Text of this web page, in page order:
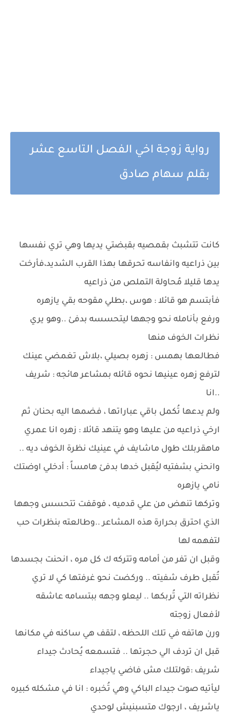
رواية زوجة اخي الفصل التاسع عشر
بقلم سهام صادق
كانت تتشبث بقمصيه بقبضتي يديها وهي تري نفسها
بين ذراعيه وانفاسه تحرقها بهذا القرب الشديد،فأرخت
يدها قليلا مُحاولة التملص من ذراعيه
فأبتسم هو قائلا : هوس ،بطلي مقوحه بقي يازهره
ورفع بأنامله نحو وجهها ليتحسسه بدفئ ..وهو يري
نظرات الخوف منها
فطالعها بهمس : زهره بصيلي ،بلاش تغمضي عينك
لترفع زهره عينيها نحوه قائله بمشاعر هائجه : شريف
..انا
ولم يدعها تُكمل باقي عباراتها ، فضمها اليه بحنان ثم
ارخي ذراعيه من عليها وهو يتنهد قائلا : زهره انا عمري
ماهقربلك طول ماشايف في عينيك نظرة الخوف ديه ..
وانحني بشفتيه ليُقبل خدها بدفئ هامساً : أدخلي اوضتك
نامي يازهره
وتركها تنهض من علي قدميه ، فوقفت تتحسس وجهها
الذي احترق بحرارة هذه المشاعر ..وطالعته بنظرات حب
لتفهمه لها
وقبل ان تفر من أمامه وتتركه ك كل مره ، انحنت بجسدها
تُقبل طرف شفيته .. وركضت نحو غرفتها كي لا تري
نظراته التي تُربكها .. ليعلو وجهه ببتسامه عاشقه
لأفعال زوجته
ورن هاتفه في تلك اللحظه ، لتقف هي ساكنه في مكانها
قبل ان تردف الي حجرتها .. فتسمعه يُحادث جيداء
شريف :قولتلك مش فاضي ياجيداء
ليأتيه صوت جيداء الباكي وهي تُخبره : انا في مشكله كبيره
ياشريف ، ارجوك متسبنيش لوحدي